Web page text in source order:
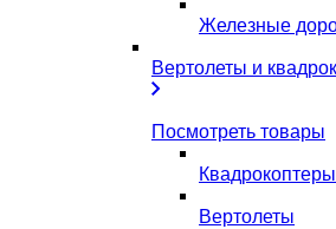
Железные
Вертолеты и
Посмотреть товары
Вертолеты